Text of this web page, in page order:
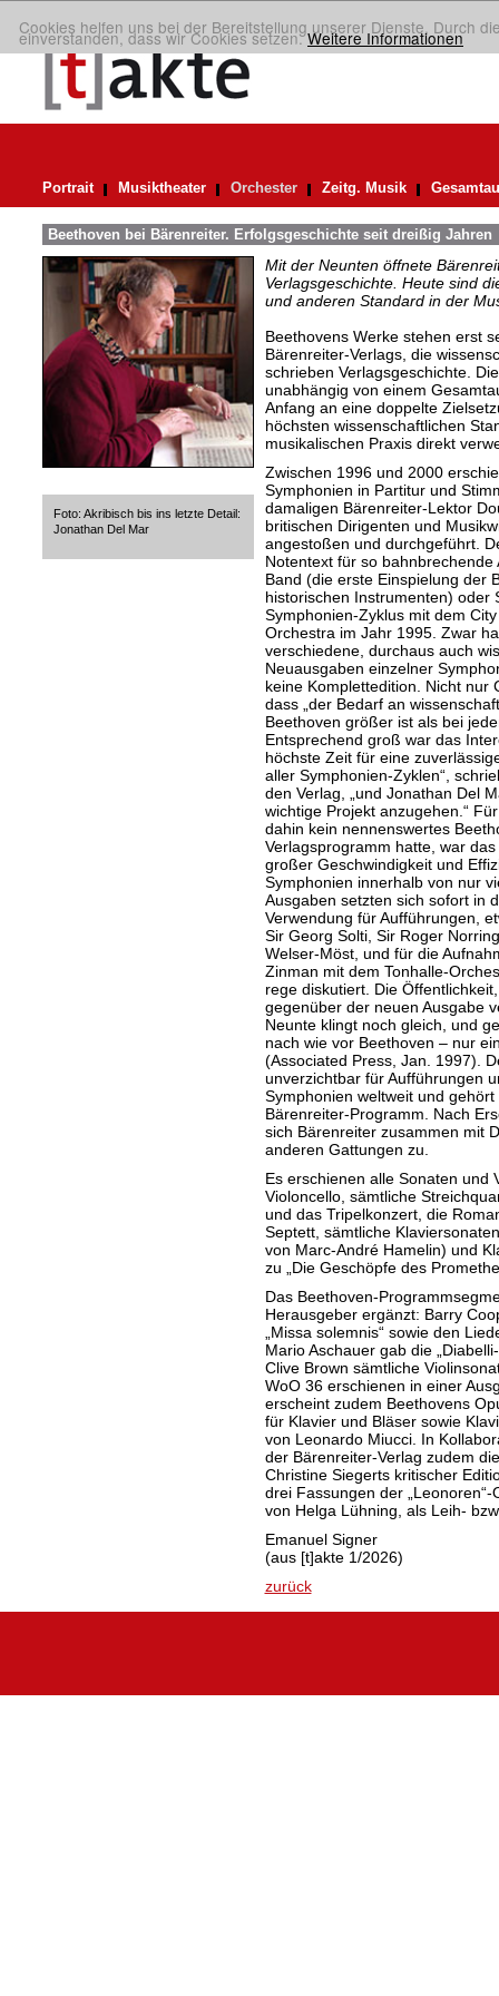
Cookies helfen uns bei der Bereitstellung unserer Dienste. Durch
einverstanden, dass wir Cookies setzen.Weitere Informationen
Portrait Musiktheater Orchester Zeitg. Musik
Beethoven bei Bärenreiter. Erfolgsgeschichte seit dreißig Jahren
Foto: Akribisch bis ins letzte Detail:
Jonathan Del Mar
Mit der Neunten öffnete
Verlagsgeschichte. Heute sind
und anderen Standard in der
Beethovens Werke stehen erst
Bärenreiter-Verlags, die
schrieben Verlagsgeschichte.
unabhängig von einem
Anfang an eine doppelte
höchsten wissenschaftlichen
musikalischen Praxis direkt
Zwischen 1996 und 2000
Symphonien in Partitur und
damaligen Bärenreiter-Lektor
britischen Dirigenten und
angestoßen und durchgeführt.
Notentext für so
Band (die erste Einspielung der
historischen Instrumenten) oder
Symphonien-Zyklus mit dem
Orchestra im Jahr 1995. Zwar
verschiedene, durchaus auch
Neuausgaben einzelner
keine Komplettedition. Nicht nur
dass „der Bedarf an
Beethoven größer ist als bei
Entsprechend groß war das
höchste Zeit für eine
aller Symphonien-Zyklen“,
den Verlag, „und Jonathan Del
wichtige Projekt anzugehen.“
dahin kein nennenswertes
Verlagsprogramm hatte, war
großer Geschwindigkeit und
Symphonien innerhalb von nur
Ausgaben setzten sich sofort in
Verwendung für Aufführungen,
Sir Georg Solti, Sir Roger
Welser-Möst, und für die
Zinman mit dem Tonhalle-
rege diskutiert. Die
gegenüber der neuen Ausgabe
Neunte klingt noch gleich, und
nach wie vor Beethoven – nur
(Associated Press, Jan. 1997).
unverzichtbar für Aufführungen
Symphonien weltweit und
Bärenreiter-Programm. Nach
sich Bärenreiter zusammen mit
anderen Gattungen zu.
Es erschienen alle Sonaten und
Violoncello, sämtliche
und das Tripelkonzert, die
Septett, sämtliche
von Marc-André Hamelin) und
zu „Die Geschöpfe des
Das Beethoven-
Herausgeber ergänzt: Barry
„Missa solemnis“ sowie den
Mario Aschauer gab die
Clive Brown sämtliche
WoO 36 erschienen in einer
erscheint zudem Beethovens
für Klavier und Bläser sowie
von Leonardo Miucci. In
der Bärenreiter-Verlag zudem
Christine Siegerts kritischer
drei Fassungen der
von Helga Lühning, als Leih-
Emanuel Signer
(aus [t]akte 1/2026)
zurück